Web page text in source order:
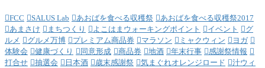
FCC SALUS Lab あおばを食べる収穫祭
あおばを食べる収穫祭2017
あまさけ
まちつくり よこはまウォーキングポイント イベント
グ
ルメ
グルメ万博 プレミアム商品券 マラソン ミャクウィン
ヨガ
体験会
健康づくり 同意形成 商品券 地酒 年末行事
感謝祭情報
打合せ
抽選会 日本酒 歳末感謝祭 気まぐれオレンジロード
汁ウィ